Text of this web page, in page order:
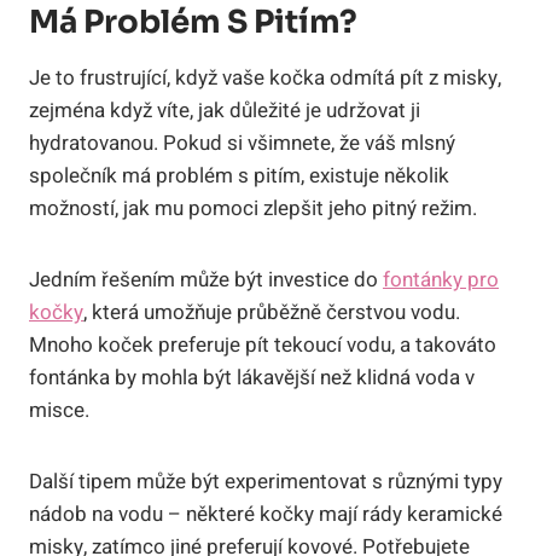
Má Problém S Pitím?
Je to frustrující, když vaše kočka odmítá pít z misky,
zejména když víte, jak důležité je udržovat ji
hydratovanou. Pokud si všimnete, že váš mlsný
společník má problém s pitím, existuje několik
možností, jak mu pomoci zlepšit jeho pitný režim.
Jedním řešením může být investice do fontánky pro
kočky, která umožňuje průběžně čerstvou vodu.
Mnoho koček preferuje pít tekoucí vodu, a takováto
fontánka by mohla být lákavější než klidná voda v
misce.
Další tipem může být experimentovat s různými typy
nádob na vodu – některé kočky mají rády keramické
misky, zatímco jiné preferují kovové. Potřebujete